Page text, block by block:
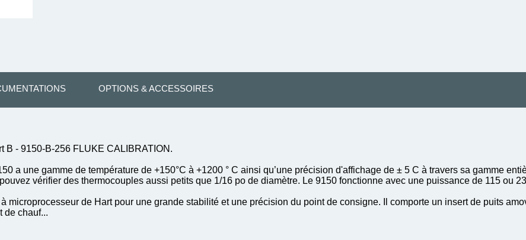
OPTIONS & ACCESSOIRES
B - 9150-B-256 FLUKE CALIBRATION.
a une gamme de température de +150°C à +1200 ° C ainsi qu’une précision d'affichage de ± 5 C à travers sa gamme
vérifier des thermocouples aussi petits que 1/16 po de diamètre. Le 9150 fonctionne avec une puissance de 115 ou
microprocesseur de Hart pour une grande stabilité et une précision du point de consigne. Il comporte un insert de puits
de chauf...